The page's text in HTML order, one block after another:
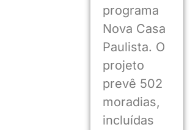
programa
Nova Casa
Paulista. O
projeto
prevê 502
moradias,
incluídas